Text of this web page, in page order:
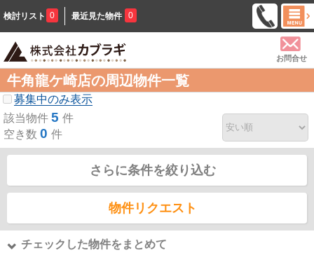
検討リスト 0 最近見た物件 0
お問合せ
牛角龍ケ崎店の周辺物件一覧
募集中のみ表示
該当物件 5 件
空き数 0 件
さらに条件を絞り込む
物件リクエスト
チェックした物件をまとめて